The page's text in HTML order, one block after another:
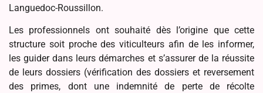
Languedoc-Roussillon.
Les professionnels ont souhaité dès l’origine que cette
structure soit proche des viticulteurs afin de les informer,
les guider dans leurs démarches et s’assurer de la réussite
de leurs dossiers (vérification des dossiers et reversement
des primes, dont une indemnité de perte de récolte